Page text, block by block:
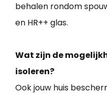
behalen rondom
en HR++ glas.
Wat zijn de
isoleren?
Ook jouw huis